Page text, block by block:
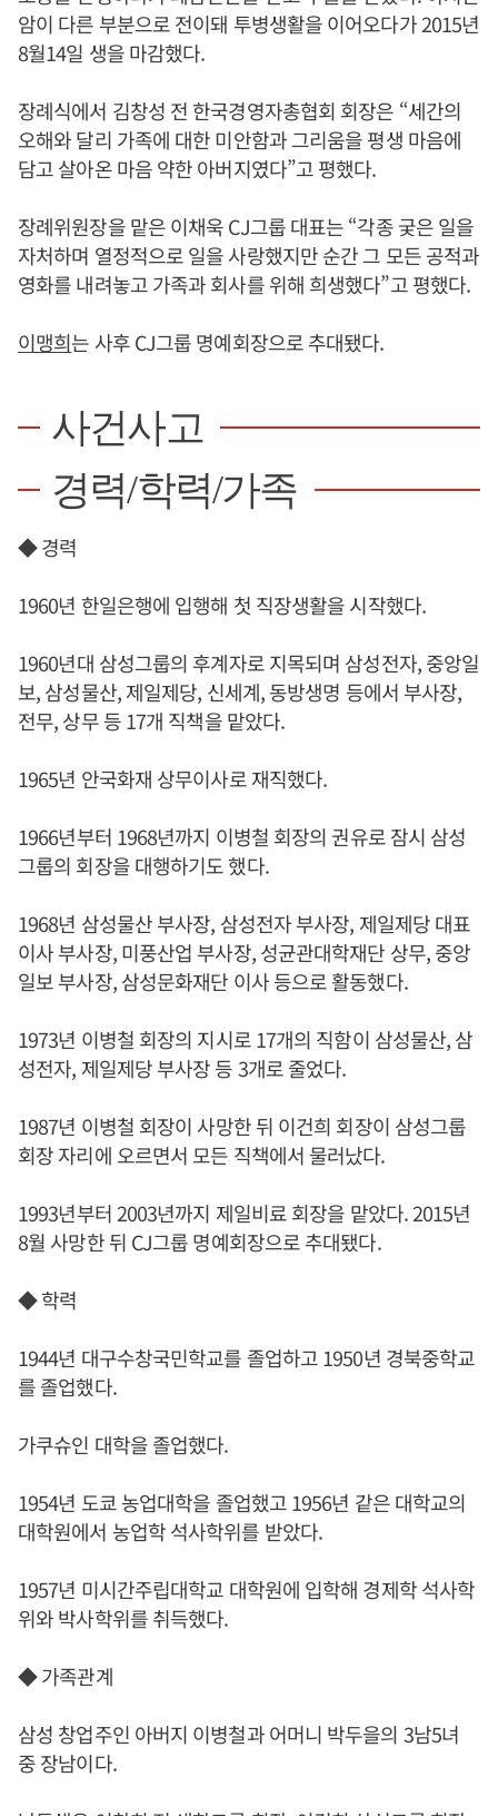
암이 다른 부분으로 전이돼 투병생활을 이어오다가 2015년
8월14일 생을 마감했다.
장례식에서 김창성 전 한국경영자총협회 회장은 “세간의
오해와 달리 가족에 대한 미안함과 그리움을 평생 마음에
담고 살아온 마음 약한 아버지였다”고 평했다.
장례위원장을 맡은 이채욱 CJ그룹 대표는 “각종 궂은 일을
자처하며 열정적으로 일을 사랑했지만 순간 그 모든 공적과
영화를 내려놓고 가족과 회사를 위해 희생했다”고 평했다.
이맹희는 사후 CJ그룹 명예회장으로 추대됐다.
사건사고
경력/학력/가족
◆ 경력
1960년 한일은행에 입행해 첫 직장생활을 시작했다.
1960년대 삼성그룹의 후계자로 지목되며 삼성전자, 중앙일
보, 삼성물산, 제일제당, 신세계, 동방생명 등에서 부사장,
전무, 상무 등 17개 직책을 맡았다.
1965년 안국화재 상무이사로 재직했다.
1966년부터 1968년까지 이병철 회장의 권유로 잠시 삼성
그룹의 회장을 대행하기도 했다.
1968년 삼성물산 부사장, 삼성전자 부사장, 제일제당 대표
이사 부사장, 미풍산업 부사장, 성균관대학재단 상무, 중앙
일보 부사장, 삼성문화재단 이사 등으로 활동했다.
1973년 이병철 회장의 지시로 17개의 직함이 삼성물산, 삼
성전자, 제일제당 부사장 등 3개로 줄었다.
1987년 이병철 회장이 사망한 뒤 이건희 회장이 삼성그룹
회장 자리에 오르면서 모든 직책에서 물러났다.
1993년부터 2003년까지 제일비료 회장을 맡았다. 2015년
8월 사망한 뒤 CJ그룹 명예회장으로 추대됐다.
◆ 학력
1944년 대구수창국민학교를 졸업하고 1950년 경북중학교
를 졸업했다.
가쿠슈인 대학을 졸업했다.
1954년 도쿄 농업대학을 졸업했고 1956년 같은 대학교의
대학원에서 농업학 석사학위를 받았다.
1957년 미시간주립대학교 대학원에 입학해 경제학 석사학
위와 박사학위를 취득했다.
◆ 가족관계
삼성 창업주인 아버지 이병철과 어머니 박두을의 3남5녀
중 장남이다.